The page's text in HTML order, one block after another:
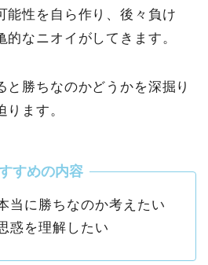
能性を自ら作り、後々負け
的なニオイがしてきます。
と勝ちなのかどうかを深掘り
ます。
当に勝ちなのか考えたい
惑を理解したい